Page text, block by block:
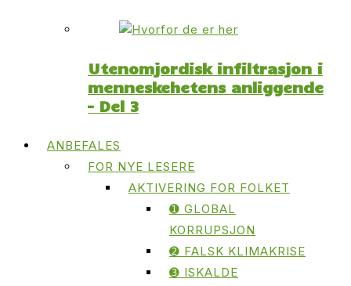
Utenomjordisk infiltrasjon i
menneskehetens anliggende
– Del 3
ANBEFALES
FOR NYE LESERE
AKTIVERING FOR FOLKET
➊ GLOBAL
KORRUPSJON
➋ FALSK KLIMAKRISE
➌ ISKALDE